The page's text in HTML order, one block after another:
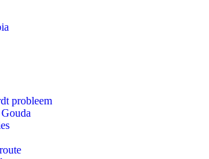
probleem